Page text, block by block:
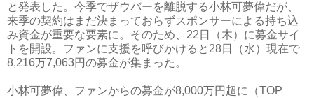
と発表した。今季でザウバーを離脱する小林可夢偉だが、
来季の契約はまだ決まっておらずスポンサーによる持ち込
み資金が重要な要素に。そのため、22日（木）に募金サイ
トを開設。ファンに支援を呼びかけると28日（水）現在で
8,216万7,063円の募金が集まった。
小林可夢偉、ファンからの募金が8,000万円超に（TOP